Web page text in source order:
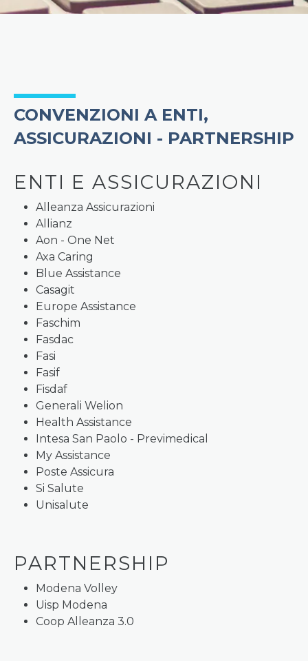
CONVENZIONI A ENTI,
ASSICURAZIONI - PARTNERSHIP
ENTI E ASSICURAZIONI
Alleanza Assicurazioni
Allianz
Aon - One Net
Axa Caring
Blue Assistance
Casagit
Europe Assistance
Faschim
Fasdac
Fasi
Fasif
Fisdaf
Generali Welion
Health Assistance
Intesa San Paolo - Previmedical
My Assistance
Poste Assicura
Si Salute
Unisalute
PARTNERSHIP
Modena Volley
Uisp Modena
Coop Alleanza 3.0